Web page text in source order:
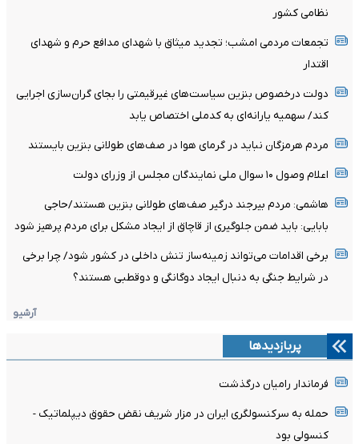
نظامی کشور
تجمعات مردمی امشب؛ تجدید میثاق با شهدای مدافع حرم و شهدای
اقتدار
دولت درخصوص بنزین سیاست‌های غیرقیمتی را بجای گران‌سازی اجرایی
کند/ سهمیه یارانه‌ای به کدملی اختصاص یابد
مردم هرمزگان نباید در گرمای هوا در صف‌های طولانی بنزین بایستند
اعلام وصول ۱۰ سوال ملی نمایندگان مجلس از وزرای دولت
هاشمی: مردم بیرجند درگیر صف‌های طولانی بنزین هستند/حاجی
بابایی: باید ضمن جلوگیری از قاچاق از ایجاد مشکل برای مردم پرهیز شود
برخی اقدامات می‌تواند زمینه‌ساز تنش داخلی در کشور شود/ چرا برخی
در شرایط جنگی به دنبال ایجاد دوگانگی و دوقطبی هستند؟
آرشیو
پربازدیدها
فرماندار رامیان درگذشت
حمله به سرکنسولگری ایران در مزار شریف نقض حقوق دیپلماتیک -
کنسولی بود